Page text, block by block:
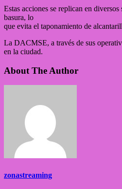
Estas acciones se replican en
basura, lo
que evita el taponamiento de
La DACMSE, a través de sus
en la ciudad.
About The Author
zonastreaming